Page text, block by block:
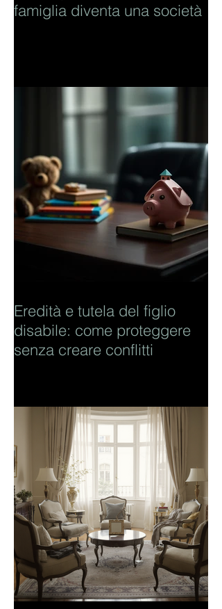
famiglia diventa una società
Eredità e tutela del figlio
disabile: come proteggere
senza creare conflitti